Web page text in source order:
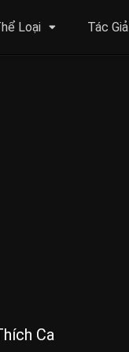
Loại Tác Giả
Ca